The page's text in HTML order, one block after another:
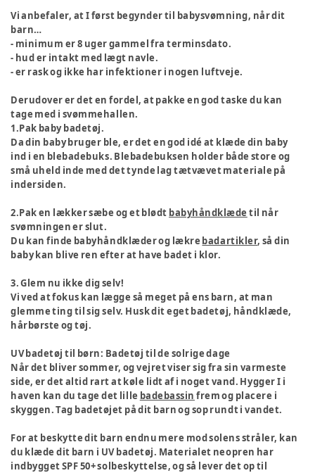
Vi anbefaler, at I først begynder til babysvømning, når dit
barn…
- minimum er 8 uger gammel fra terminsdato.
- hud er intakt med lægt navle.
- er rask og ikke har infektioner i nogen luftveje.
Derudover er det en fordel, at pakke en god taske du kan
tage med i svømmehallen.
1.Pak baby badetøj.
Da din baby bruger ble, er det en god idé at klæde din baby
ind i en blebadebuks. Blebadebuksen holder både store og
små uheld inde med det tynde lag tætvævet materiale på
indersiden.
2.Pak en lækker sæbe og et blødt babyhåndklæde til når
svømningen er slut.
Du kan finde babyhåndklæder og lækre badartikler, så din
baby kan blive ren efter at have badet i klor.
3. Glem nu ikke dig selv!
Vi ved at fokus kan lægge så meget på ens barn, at man
glemme ting til sig selv. Husk dit eget badetøj, håndklæde,
hårbørste og tøj.
UV badetøj til børn: Badetøj til de solrige dage
Når det bliver sommer, og vejret viser sig fra sin varmeste
side, er det altid rart at køle lidt af i noget vand. Hygger I i
haven kan du tage det lille badebassin frem og placere i
skyggen. Tag badetøjet på dit barn og sop rundt i vandet.
For at beskytte dit barn endnu mere mod solens stråler, kan
du klæde dit barn i UV badetøj. Materialet neopren har
indbygget SPF 50+ solbeskyttelse, og så lever det op til